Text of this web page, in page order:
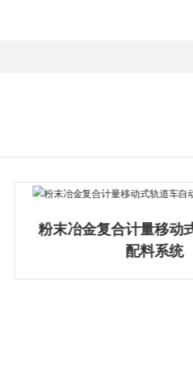
粉末冶金复合计量移动
配料系统